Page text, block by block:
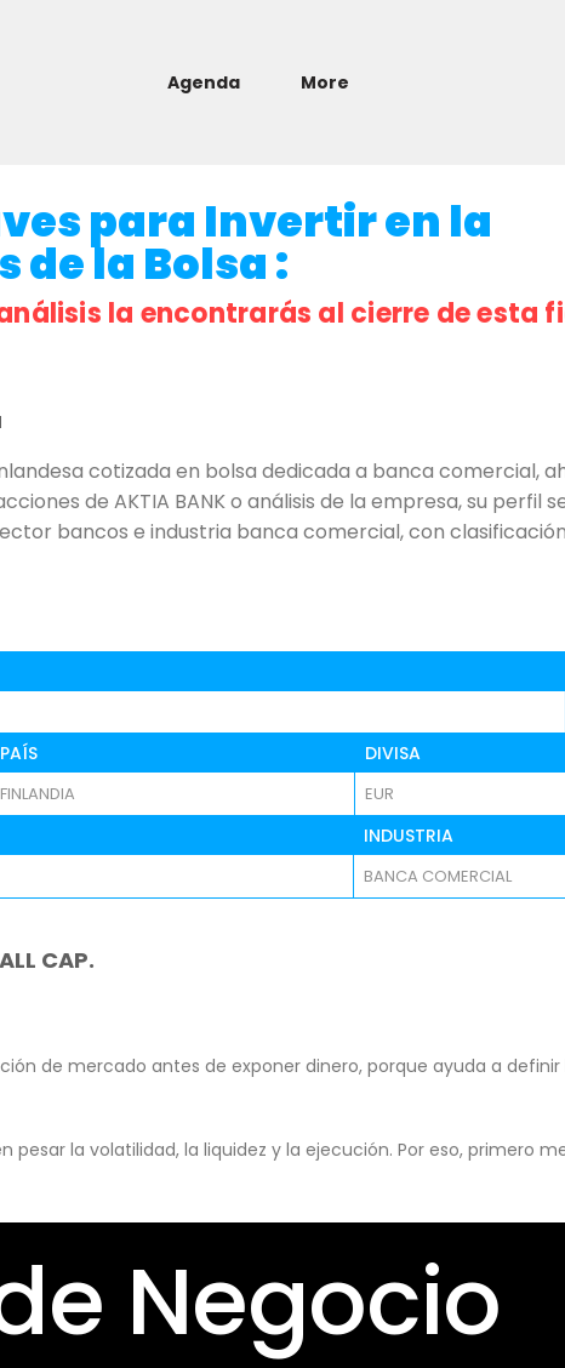
Agenda More
para Invertir en la
de la Bolsa :
la encontrarás al cierre de esta
cotizada en bolsa dedicada a banca comercial,
de AKTIA BANK o análisis de la empresa, su perfil
bancos e industria banca comercial, con clasificación
PAÍS DIVISA
FINLANDIA EUR
INDUSTRIA
BANCA COMERCIAL
CAP.
de mercado antes de exponer dinero, porque ayuda a
la volatilidad, la liquidez y la ejecución. Por eso, primero
Negocio